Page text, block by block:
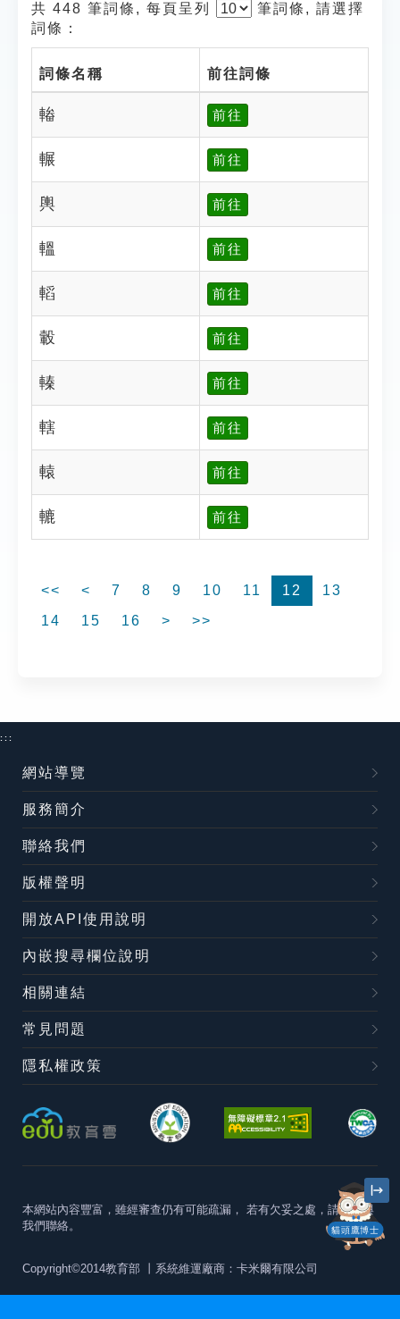
共 448 筆詞條, 每頁呈列 筆詞條, 請選擇
詞條：
詞條名稱 前往詞條
輽 前往
輾 前往
輿 前往
轀 前往
轁 前往
轂 前往
轃 前往
轄 前往
轅 前往
轆 前往
<< < 7 8 9 10 11 12
13
14
15 16 > >>
貓頭鷹博士
:::
網站導覽
服務簡介
聯絡我們
版權聲明
開放API使用說明
內嵌搜尋欄位說明
相關連結
常見問題
隱私權政策
本網站內容豐富，雖經審查仍有可能疏漏， 若有欠妥之處，請隨時與
我們聯絡。
Copyright©2014教育部 丨系統維運廠商：卡米爾有限公司